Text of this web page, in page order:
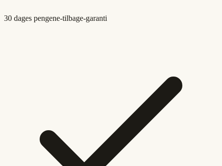
30 dages pengene-tilbage-garanti